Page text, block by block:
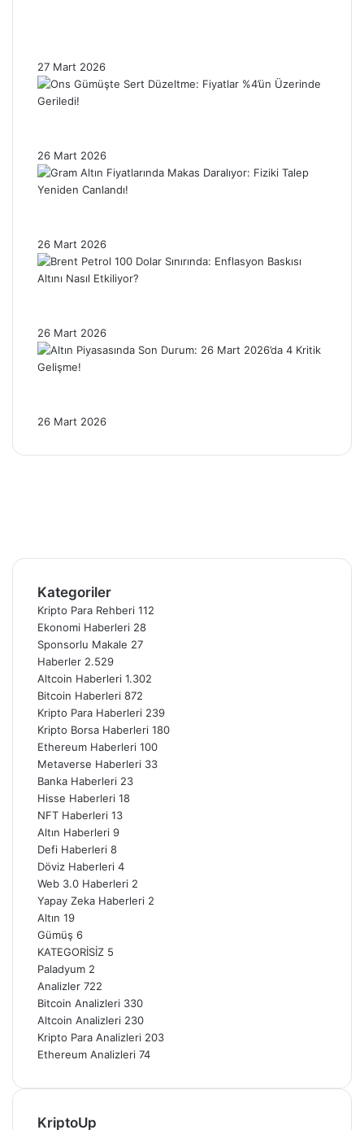
27 Mart 2026
26 Mart 2026
26 Mart 2026
26 Mart 2026
26 Mart 2026
Kategoriler
Kripto Para Rehberi 112
Ekonomi Haberleri 28
Sponsorlu Makale 27
Haberler 2.529
Altcoin Haberleri 1.302
Bitcoin Haberleri 872
Kripto Para Haberleri 239
Kripto Borsa Haberleri 180
Ethereum Haberleri 100
Metaverse Haberleri 33
Banka Haberleri 23
Hisse Haberleri 18
NFT Haberleri 13
Altın Haberleri 9
Defi Haberleri 8
Döviz Haberleri 4
Web 3.0 Haberleri 2
Yapay Zeka Haberleri 2
Altın 19
Gümüş 6
KATEGORİSİZ 5
Paladyum 2
Analizler 722
Bitcoin Analizleri 330
Altcoin Analizleri 230
Kripto Para Analizleri 203
Ethereum Analizleri 74
KriptoUp